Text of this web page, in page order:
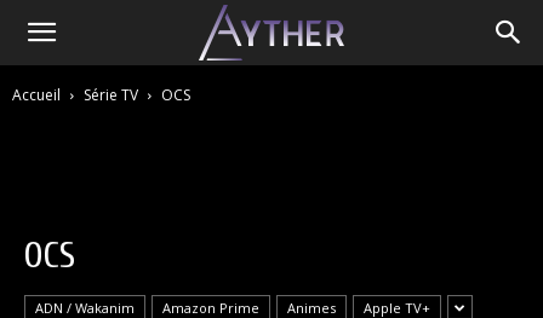
Accueil Série TV OCS
OCS
ADN / Wakanim Amazon Prime Animes Apple TV+